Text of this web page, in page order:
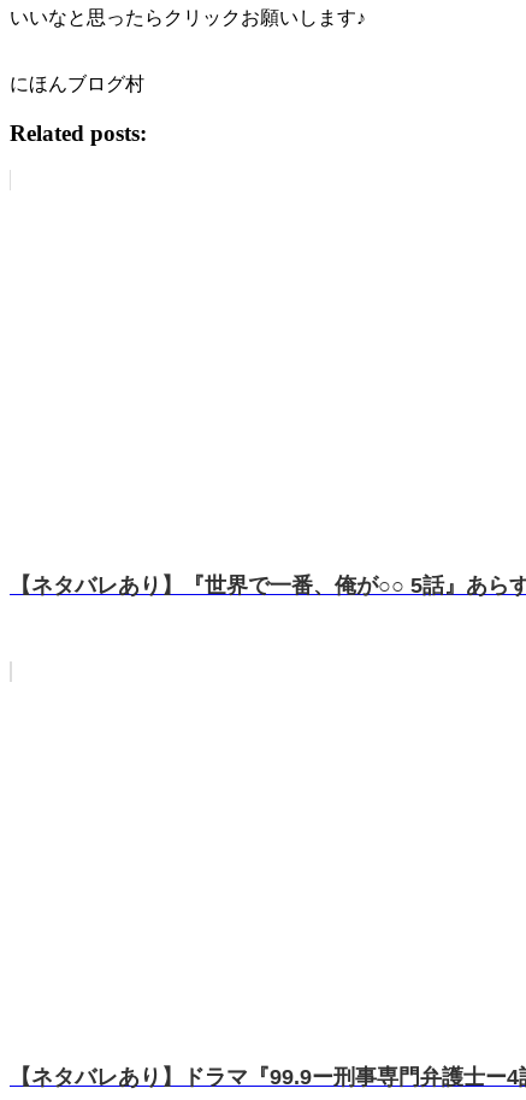
いいなと思ったらクリックお願いします♪
にほんブログ村
Related posts:
【ネタバレあり】『世界で一番、俺が○○ 5話』あ
【ネタバレあり】ドラマ『99.9ー刑事専門弁護